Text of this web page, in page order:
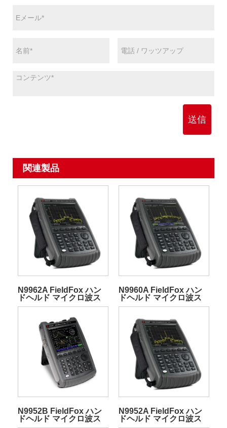
送信
関連製品
N9962A FieldFox ハン
ドヘルド マイクロ波ス
ペクトラム アナライザ
N9960A FieldFox ハン
ドヘルド マイクロ波ス
ペクトラム アナライザ
N9952B FieldFox ハン
ドヘルド マイクロ波ス
ペクトラム アナライザ
N9952A FieldFox ハン
ドヘルド マイクロ波ス
ペクトラム アナライザ